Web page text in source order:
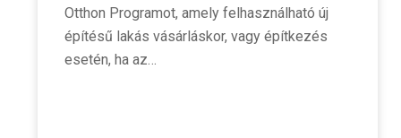
Otthon Programot, amely felhasználható új
építésű lakás vásárláskor, vagy építkezés
esetén, ha az…